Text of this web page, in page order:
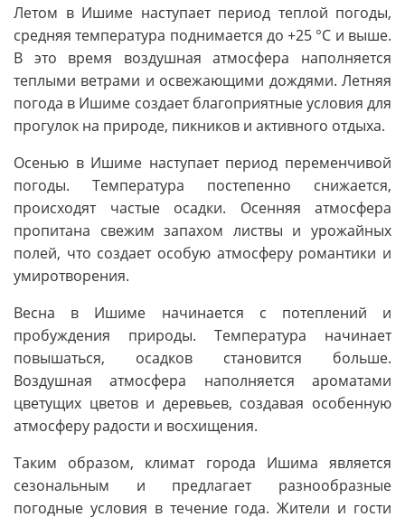
Летом в Ишиме наступает период теплой погоды,
средняя температура поднимается до +25 °C и выше.
В это время воздушная атмосфера наполняется
теплыми ветрами и освежающими дождями. Летняя
погода в Ишиме создает благоприятные условия для
прогулок на природе, пикников и активного отдыха.
Осенью в Ишиме наступает период переменчивой
погоды. Температура постепенно снижается,
происходят частые осадки. Осенняя атмосфера
пропитана свежим запахом листвы и урожайных
полей, что создает особую атмосферу романтики и
умиротворения.
Весна в Ишиме начинается с потеплений и
пробуждения природы. Температура начинает
повышаться, осадков становится больше.
Воздушная атмосфера наполняется ароматами
цветущих цветов и деревьев, создавая особенную
атмосферу радости и восхищения.
Таким образом, климат города Ишима является
сезональным и предлагает разнообразные
погодные условия в течение года. Жители и гости